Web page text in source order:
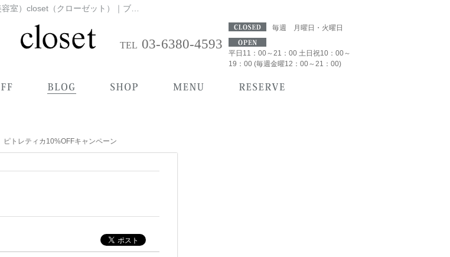
毎週 月曜日・火曜日
平日11：00～21：00 土日祝10：00～
19：00 (毎週金曜12：00～21：00)
03-6380-4593
ピトレティカ10%OFFキャンペーン